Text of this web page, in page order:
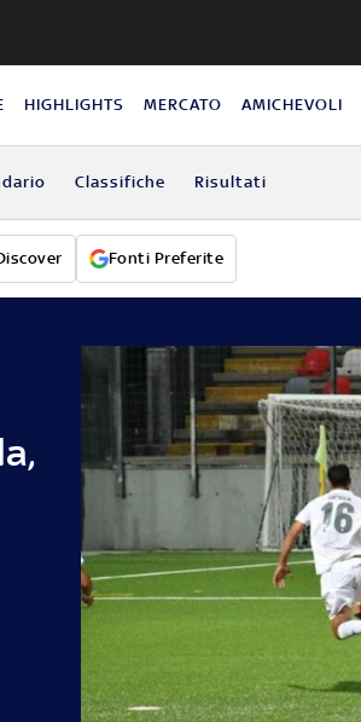
HIGHLIGHTS MERCATO AMICHEVOLI
Classifiche Risultati
Fonti Preferite